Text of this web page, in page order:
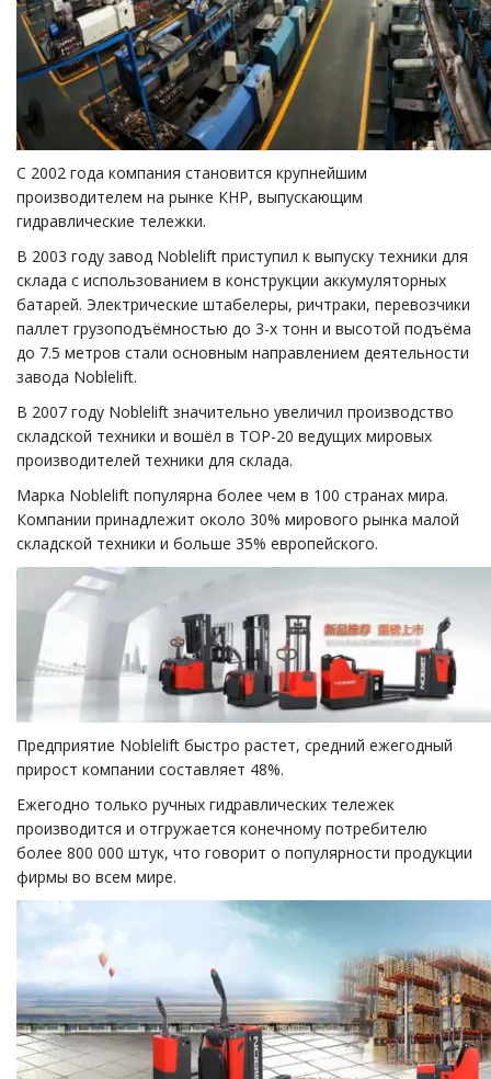
С 2002 года компания становится крупнейшим
производителем на рынке КНР, выпускающим
гидравлические тележки.
В 2003 году завод Noblelift приступил к выпуску техники для
склада с использованием в конструкции аккумуляторных
батарей. Электрические штабелеры, ричтраки, перевозчики
паллет грузоподъёмностью до 3-х тонн и высотой подъёма
до 7.5 метров стали основным направлением деятельности
завода Noblelift.
В 2007 году Noblelift значительно увеличил производство
складской техники и вошёл в ТОР-20 ведущих мировых
производителей техники для склада.
Марка Noblelift популярна более чем в 100 странах мира.
Компании принадлежит около 30% мирового рынка малой
складской техники и больше 35% европейского.
Предприятие Noblelift быстро растет, средний ежегодный
прирост компании составляет 48%.
Ежегодно только ручных гидравлических тележек
производится и отгружается конечному потребителю
более 800 000 штук, что говорит о популярности продукции
фирмы во всем мире.